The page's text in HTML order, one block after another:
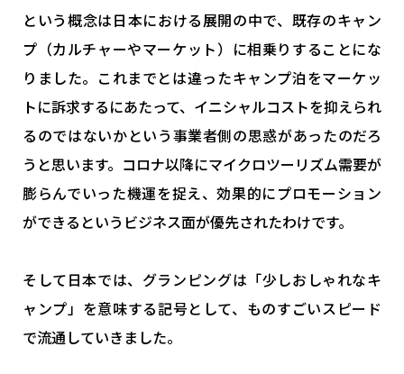
という概念は日本における展開の中で、既存のキャン
プ（カルチャーやマーケット）に相乗りすることにな
りました。これまでとは違ったキャンプ泊をマーケッ
トに訴求するにあたって、イニシャルコストを抑えられ
るのではないかという事業者側の思惑があったのだろ
うと思います。コロナ以降にマイクロツーリズム需要が
膨らんでいった機運を捉え、効果的にプロモーション
ができるというビジネス面が優先されたわけです。
そして日本では、グランピングは「少しおしゃれなキ
ャンプ」を意味する記号として、ものすごいスピード
で流通していきました。